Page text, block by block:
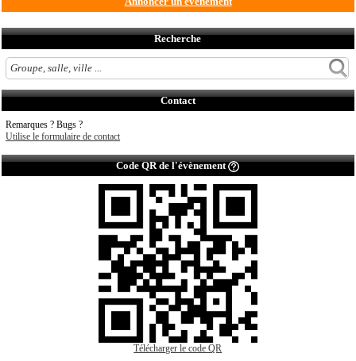
Recherche
Contact
Remarques ? Bugs ?
Utilise le formulaire de contact
Code QR de l'évènement
Télécharger le code QR